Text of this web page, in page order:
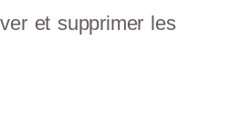
et supprimer les